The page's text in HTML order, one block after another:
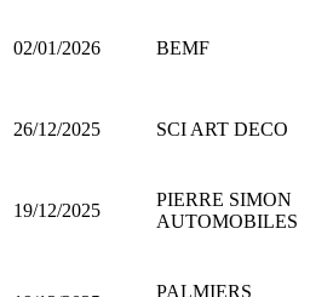
02/01/2026 BEMF
26/12/2025 SCI ART DECO
19/12/2025
PIERRE SIMON
AUTOMOBILES
PALMIERS